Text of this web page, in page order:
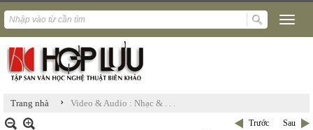
Trang nhà › Video & Audio : Nhạc & . . .
Trước Sau